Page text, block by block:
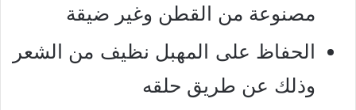
مصنوعة من القطن وغير ضيقة
الحفاظ على المهبل نظيف من الشعر
وذلك عن طريق حلقه